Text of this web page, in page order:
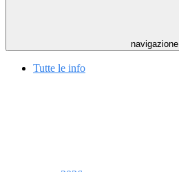
navigazione
Tutte le info